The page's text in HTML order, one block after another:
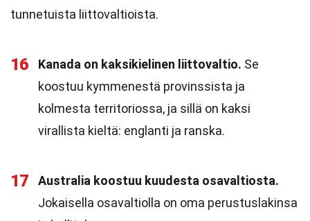
tunnetuista liittovaltioista.
16 Kanada on kaksikielinen liittovaltio. Se
koostuu kymmenestä provinssista ja
kolmesta territoriossa, ja sillä on kaksi
virallista kieltä: englanti ja ranska.
17
Australia koostuu kuudesta osavaltiosta.
Jokaisella osavaltiolla on oma perustuslakinsa